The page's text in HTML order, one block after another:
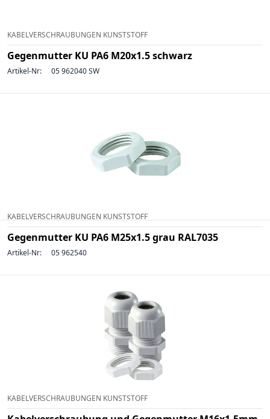
KABELVERSCHRAUBUNGEN KUNSTSTOFF
Gegenmutter KU PA6 M20x1.5 schwarz
Artikel-Nr: 05 962040 SW
KABELVERSCHRAUBUNGEN KUNSTSTOFF
Gegenmutter KU PA6 M25x1.5 grau RAL7035
Artikel-Nr: 05 962540
KABELVERSCHRAUBUNGEN KUNSTSTOFF